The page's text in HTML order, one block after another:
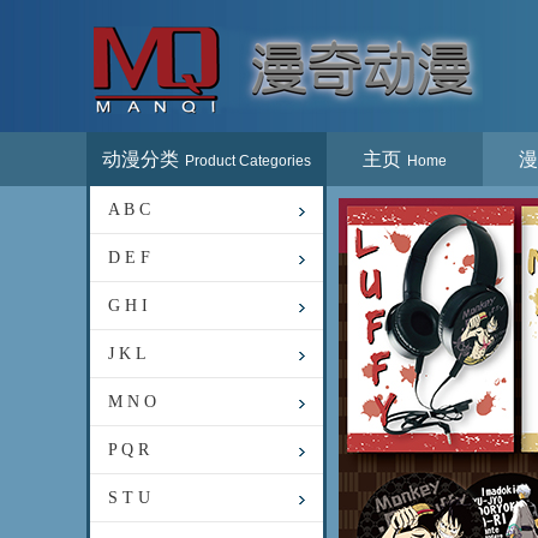
动漫分类 Product Categories
A B C
D E F
G H I
J K L
M N O
P Q R
S T U
主页 Home